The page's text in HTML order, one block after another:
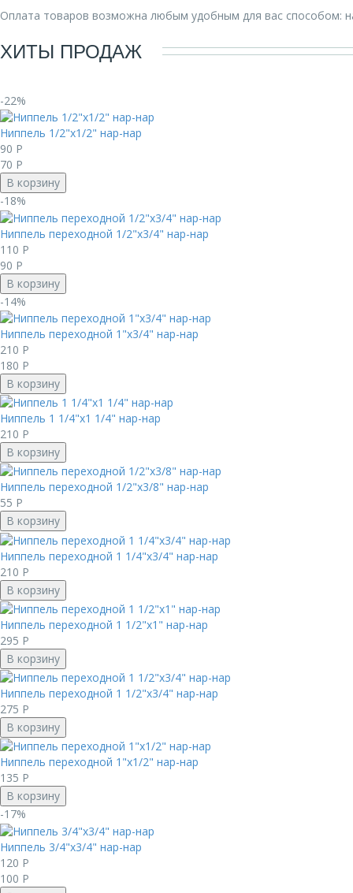
Оплата товаров возможна любым удобным для вас способом:
ХИТЫ ПРОДАЖ
-22%
Ниппель 1/2"x1/2" нар-нар
90 Р
70 Р
В корзину
-18%
Ниппель переходной 1/2"x3/4" нар-нар
110 Р
90 Р
В корзину
-14%
Ниппель переходной 1"x3/4" нар-нар
210 Р
180 Р
В корзину
Ниппель 1 1/4"x1 1/4" нар-нар
210 Р
В корзину
Ниппель переходной 1/2"x3/8" нар-нар
55 Р
В корзину
Ниппель переходной 1 1/4"x3/4" нар-нар
210 Р
В корзину
Ниппель переходной 1 1/2"x1" нар-нар
295 Р
В корзину
Ниппель переходной 1 1/2"x3/4" нар-нар
275 Р
В корзину
Ниппель переходной 1"х1/2" нар-нар
135 Р
В корзину
-17%
Ниппель 3/4"x3/4" нар-нар
120 Р
100 Р